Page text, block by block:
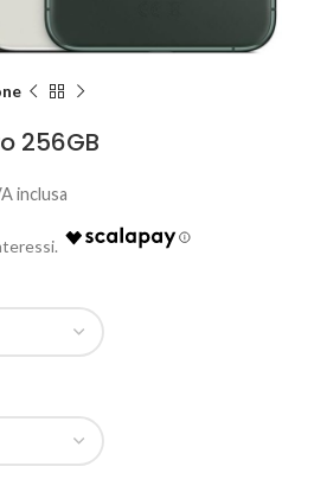
256GB
inclusa